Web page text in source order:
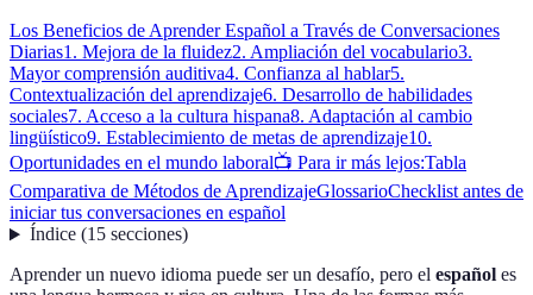
Los Beneficios de Aprender Español a Través de Conversaciones
Diarias1. Mejora de la fluidez2. Ampliación del vocabulario3.
Mayor comprensión auditiva4. Confianza al hablar5.
Contextualización del aprendizaje6. Desarrollo de habilidades
sociales7. Acceso a la cultura hispana8. Adaptación al cambio
lingüístico9. Establecimiento de metas de aprendizaje10.
Oportunidades en el mundo laboral📺 Para ir más lejos:Tabla
Comparativa de Métodos de AprendizajeGlossarioChecklist antes de
iniciar tus conversaciones en español
Índice(15 secciones)
Aprender un nuevo idioma puede ser un desafío, pero el español es